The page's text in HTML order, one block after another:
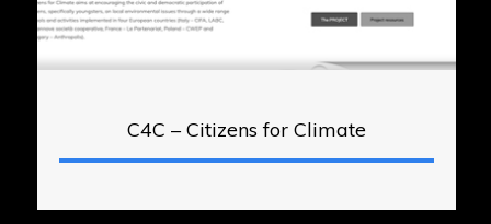
C4C – Citizens for Climate